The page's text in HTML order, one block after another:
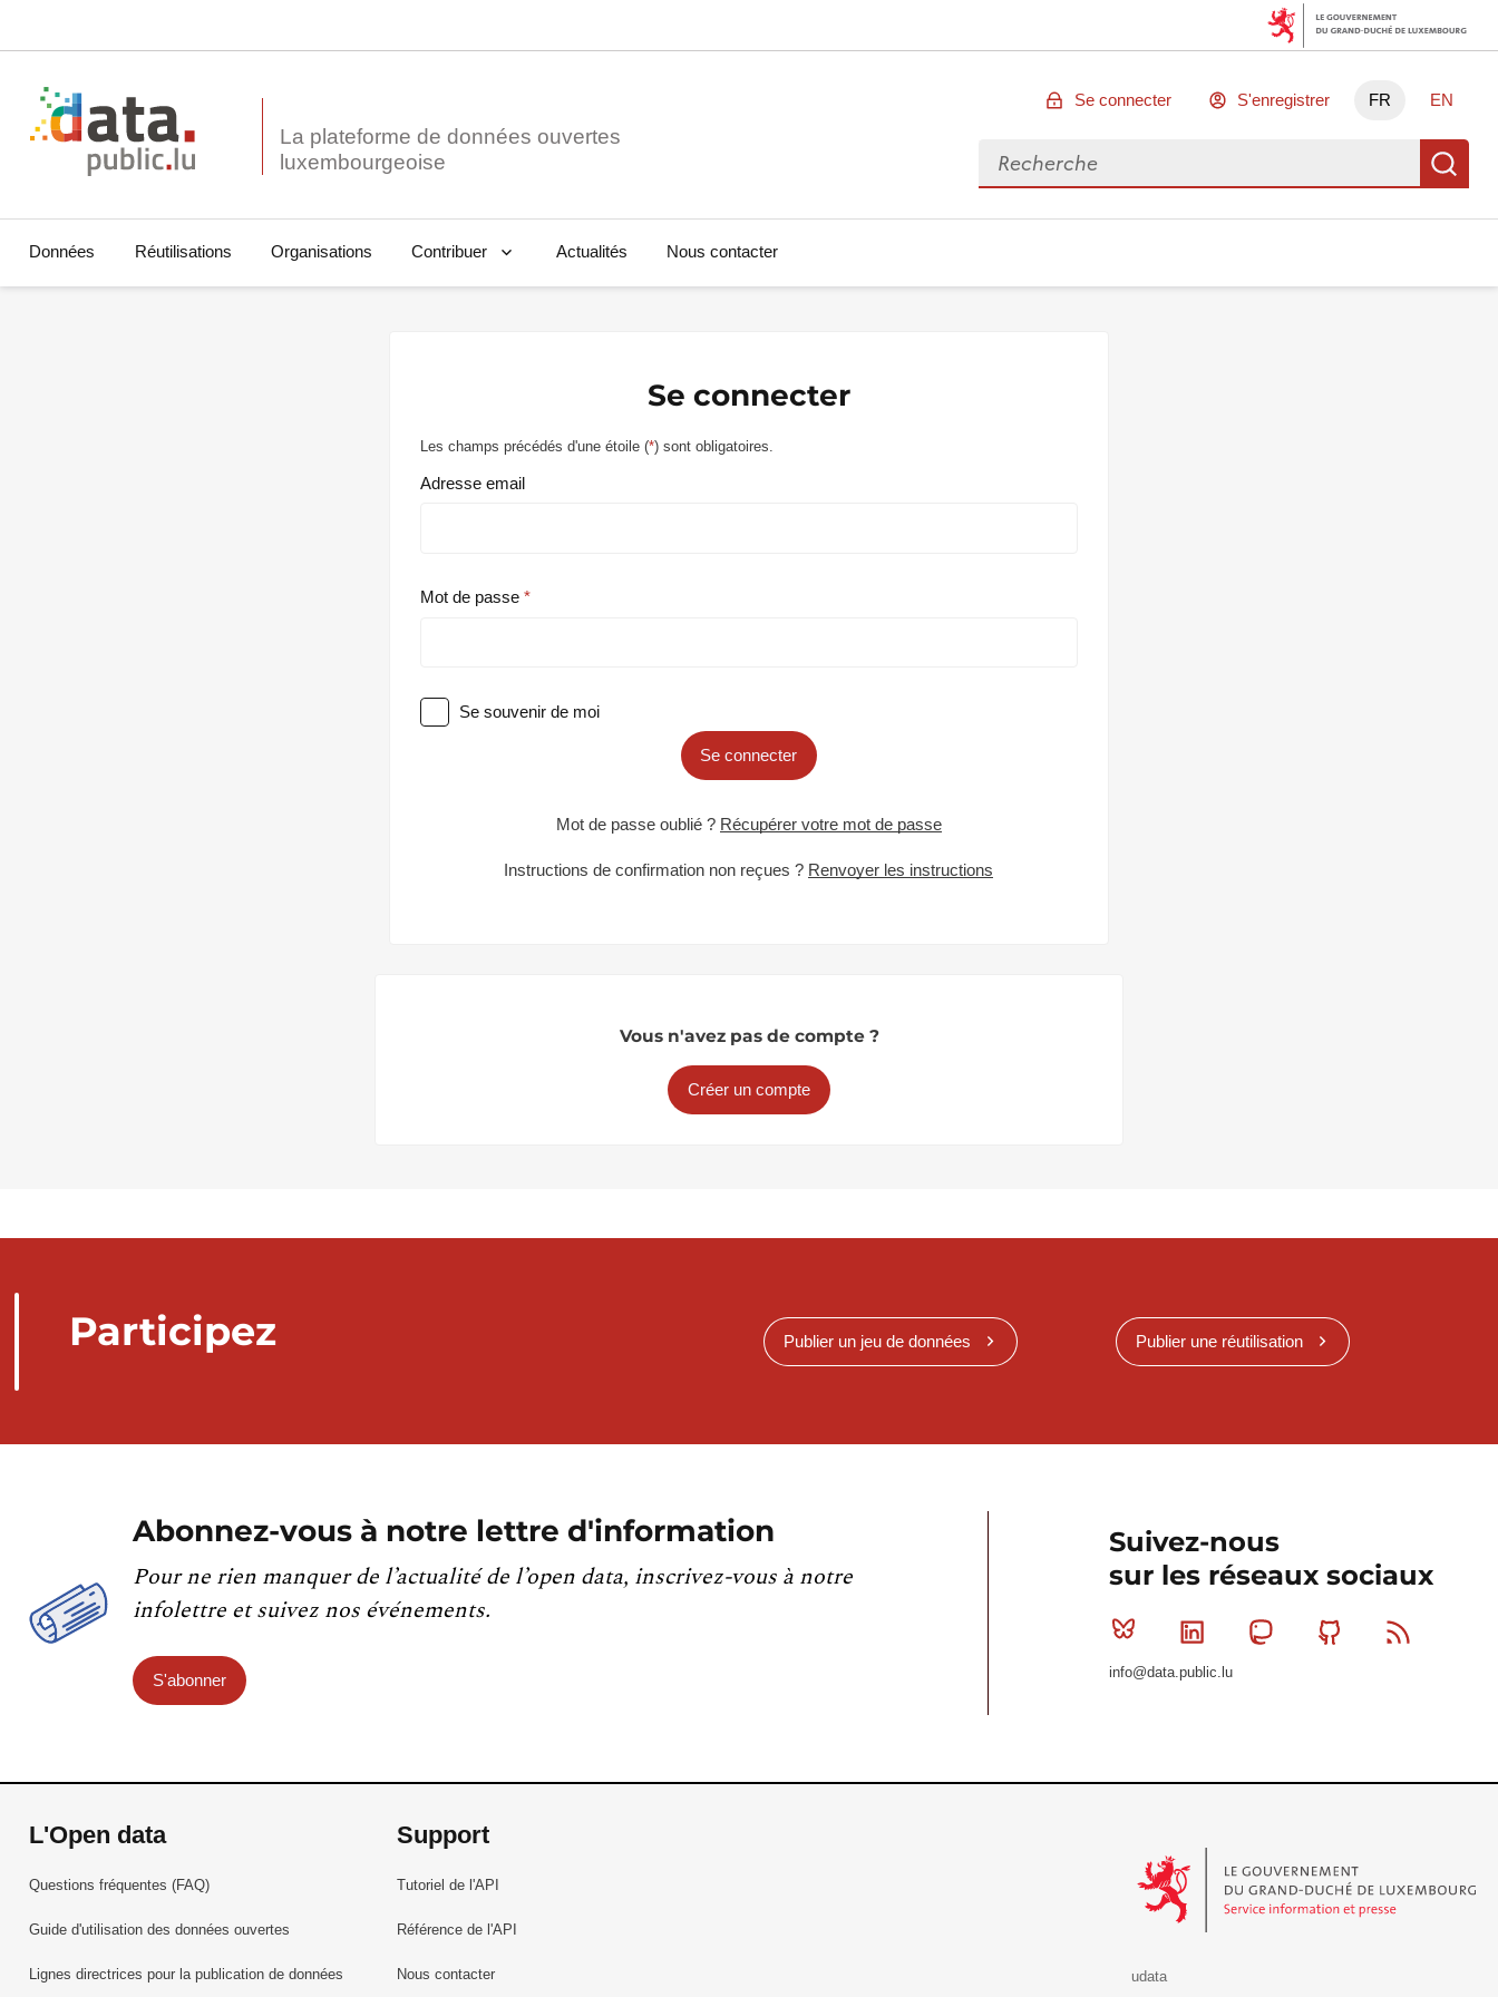
La plateforme de données ouvertes
Se connecter S'enregistrer FR EN
Rechercher des données
Données Réutilisations Organisations Contribuer Actualités Nous contacter
Se connecter
Les champs précédés d'une étoile (*) sont obligatoires.
Adresse email
Mot de passe
Se souvenir de moi
Se connecter
Mot de passe oublié ? Récupérer votre mot de passe
Instructions de confirmation non reçues ? Renvoyer les instructions
Vous n'avez pas de compte ?
Créer un compte
Participez Publier un jeu de données Publier une réutilisation
Abonnez-vous à notre lettre d'information
Pour ne rien manquer de l’actualité de l’open data, inscrivez-vous à notre
infolettre et suivez nos événements.
S'abonner
Suivez-nous
sur les réseaux sociaux
Bluesky Linkedin MastodonGithub
info@data.public.lu
L'Open data
Questions fréquentes (FAQ)
Guide d'utilisation des données ouvertes
Lignes directrices pour la publication de données
Support
Tutoriel de l'API
Référence de l'API
Nous contacter
udata